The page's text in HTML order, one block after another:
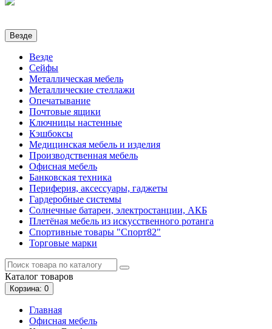
Везде
Везде
Сейфы
Металлическая мебель
Металлические стеллажи
Опечатывание
Почтовые ящики
Ключницы настенные
Кэшбоксы
Медицинская мебель и изделия
Производственная мебель
Офисная мебель
Банковская техника
Периферия, аксессуары, гаджеты
Гардеробные системы
Солнечные батареи, электростанции, АКБ
Плетёная мебель из искусственного ротанга
Спортивные товары "Спорт82"
Торговые марки
Каталог товаров
Корзина: 0
Главная
Офисная мебель